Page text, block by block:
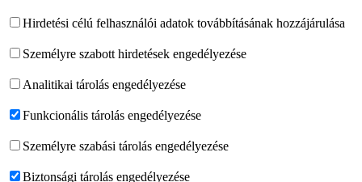
Hirdetési célú felhasználói adatok továbbításának hozzájárulása
Személyre szabott hirdetések engedélyezése
Analitikai tárolás engedélyezése
Funkcionális tárolás engedélyezése
Személyre szabási tárolás engedélyezése
Biztonsági tárolás engedélyezése